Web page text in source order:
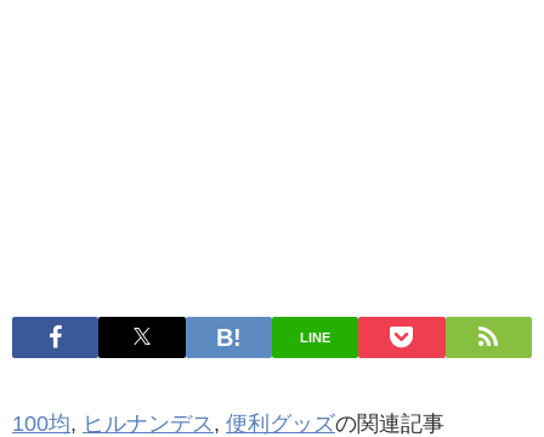
LINE
100均, ヒルナンデス , 便利グッズの関連記事